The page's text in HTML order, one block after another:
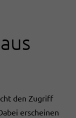
den Zugriff
erscheinen